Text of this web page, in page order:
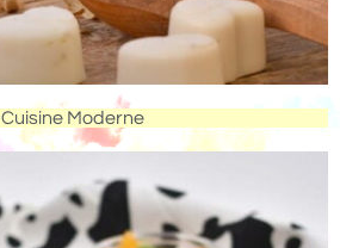
Cuisine Moderne